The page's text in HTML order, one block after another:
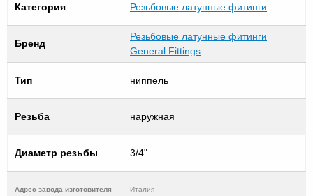
Категория Резьбовые латунные фитинги
Бренд
Резьбовые латунные фитинги
General Fittings
Тип ниппель
Резьба наружная
Диаметр резьбы 3/4"
Адрес завода изготовителя Италия